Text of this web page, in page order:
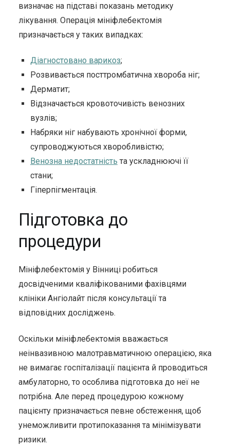
визначає на підставі показань методику
лікування. Операція мініфлебектомія
призначається у таких випадках:
Діагностовано варикоз;
Розвивається посттромбатична хвороба ніг;
Дерматит;
Відзначається кровоточивість венозних
вузлів;
Набряки ніг набувають хронічної форми,
супроводжуються хворобливістю;
Венозна недостатність та ускладнюючі її
стани;
Гіперпігментація.
Підготовка до
процедури
Мініфлебектомія у Вінниці робиться
досвідченими кваліфікованими фахівцями
клініки Ангіолайт після консультації та
відповідних досліджень.
Оскільки мініфлебектомія вважається
неінвазивною малотравматичною операцією, яка
не вимагає госпіталізації пацієнта й проводиться
амбулаторно, то особлива підготовка до неї не
потрібна. Але перед процедурою кожному
пацієнту призначається певне обстеження, щоб
унеможливити протипоказання та мінімізувати
ризики.